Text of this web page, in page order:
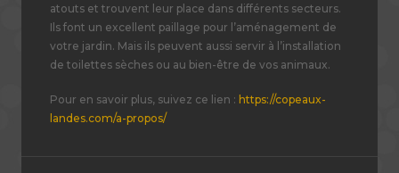
atouts et trouvent leur place dans différents secteurs.
Ils font un excellent paillage pour l’aménagement de
votre jardin. Mais ils peuvent aussi servir à l’installation
de toilettes sèches ou au bien-être de vos animaux.
Pour en savoir plus, suivez ce lien : https://copeaux-
landes.com/a-propos/